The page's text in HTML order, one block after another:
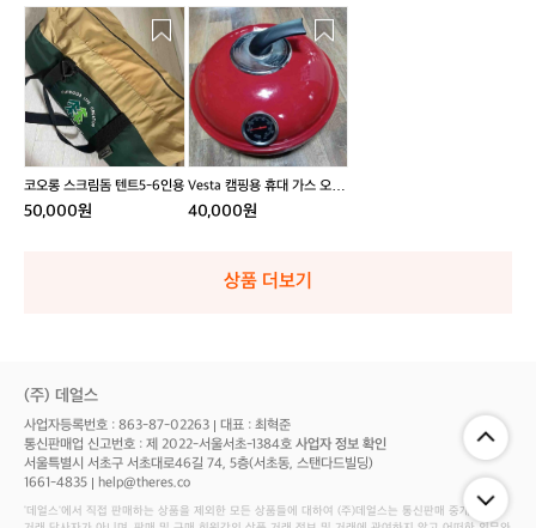
코
오
롱
스
크
림
돔
텐
트
5
코오롱 스크림돔 텐트5-6인용
50,000원
e
s
t
a
캠
핑
용
휴
대
Vesta 캠핑용 휴대 가스 오븐
버너
40,000원
상품 더보기
(주) 데얼스
사업자등록번호 : 863-87-02263 대표 : 최혁준
통신판매업 신고번호 : 제 2022-서울서초-1384호 사업자 정보 확인
서울특별시 서초구 서초대로46길 74, 5층(서초동, 스탠다드빌딩)
1661-4835
help@theres.co
‘데얼스'에서 직접 판매하는 상품을 제외한 모든 상품들에 대하여 (주)데얼스는 통신판매 중개자로서